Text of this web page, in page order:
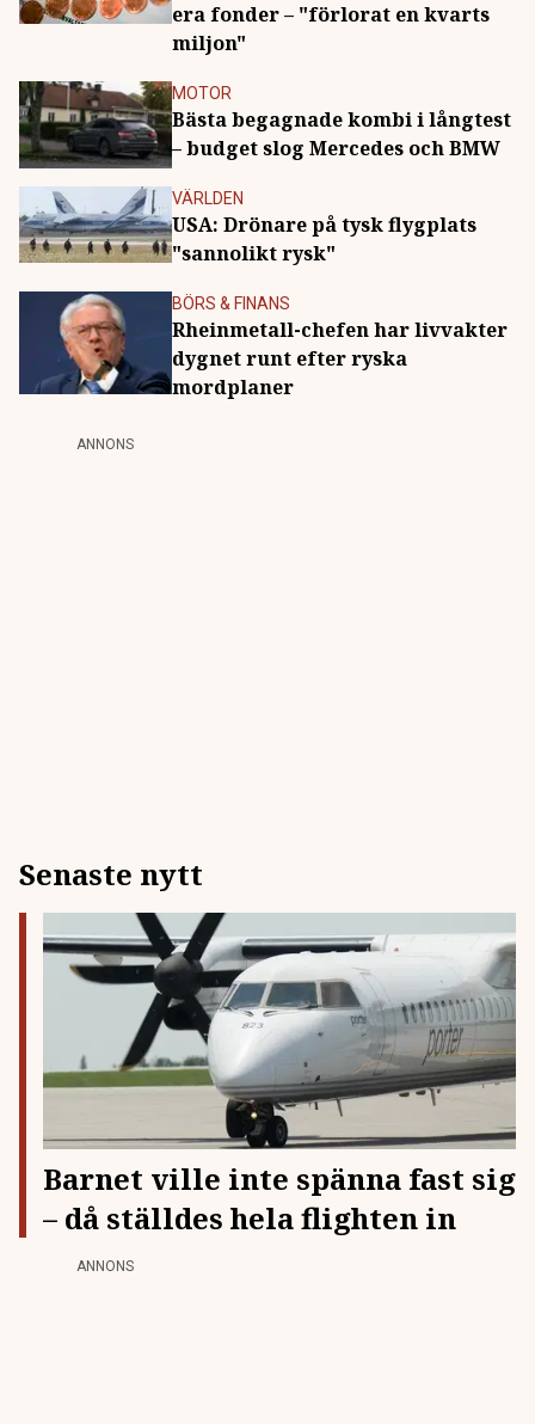
era fonder – "förlorat en kvarts
miljon"
MOTOR
Bästa begagnade kombi i långtest
– budget slog Mercedes och BMW
VÄRLDEN
USA: Drönare på tysk flygplats
"sannolikt rysk"
BÖRS & FINANS
Rheinmetall-chefen har livvakter
dygnet runt efter ryska
mordplaner
ANNONS
Senaste nytt
Barnet ville inte spänna fast sig
– då ställdes hela flighten in
ANNONS